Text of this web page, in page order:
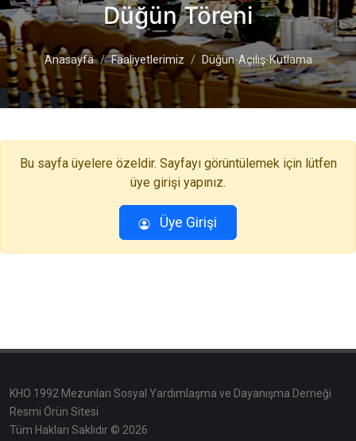
Düğün Töreni
Anasayfa Faaliyetlerimiz Düğün-Açılış-Kutlama
Bu sayfa üyelere özeldir. Sayfayı görüntülemek için lütfen
üye girişi yapınız.
Üye Girişi
KHO 1992 Mezunları Sosyal Yardımlaşma ve Dayanışma Derneği
Resmi Örün Sitesi
Tüm Hakları Saklıdır © 2026